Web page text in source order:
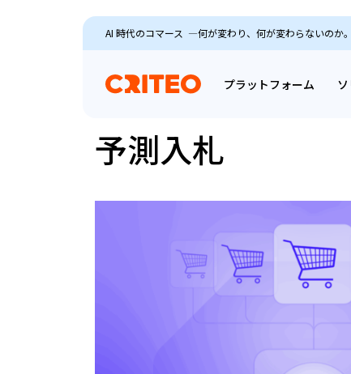
AI 時代のコマース ―何が変わり、何が変わらないのか。
プラットフォーム
予測入札